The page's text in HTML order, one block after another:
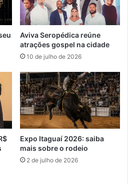
Aviva Seropédica reúne
atrações gospel na cidade
10 de julho de 2026
Expo Itaguaí 2026: saiba
mais sobre o rodeio
2 de julho de 2026